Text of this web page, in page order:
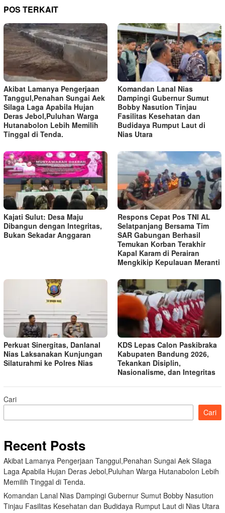
POS TERKAIT
Akibat Lamanya Pengerjaan
Tanggul,Penahan Sungai Aek
Silaga Laga Apabila Hujan
Deras Jebol,Puluhan Warga
Hutanabolon Lebih Memilih
Tinggal di Tenda.
Komandan Lanal Nias
Dampingi Gubernur Sumut
Bobby Nasution Tinjau
Fasilitas Kesehatan dan
Budidaya Rumput Laut di
Nias Utara
Kajati Sulut: Desa Maju
Dibangun dengan Integritas,
Bukan Sekadar Anggaran
Respons Cepat Pos TNI AL
Selatpanjang Bersama Tim
SAR Gabungan Berhasil
Temukan Korban Terakhir
Kapal Karam di Perairan
Mengkikip Kepulauan Meranti
Perkuat Sinergitas, Danlanal
Nias Laksanakan Kunjungan
Silaturahmi ke Polres Nias
KDS Lepas Calon Paskibraka
Kabupaten Bandung 2026,
Tekankan Disiplin,
Nasionalisme, dan Integritas
Cari
Cari
Recent Posts
Akibat Lamanya Pengerjaan Tanggul,Penahan Sungai Aek Silaga
Laga Apabila Hujan Deras Jebol,Puluhan Warga Hutanabolon Lebih
Memilih Tinggal di Tenda.
Komandan Lanal Nias Dampingi Gubernur Sumut Bobby Nasution
Tinjau Fasilitas Kesehatan dan Budidaya Rumput Laut di Nias Utara